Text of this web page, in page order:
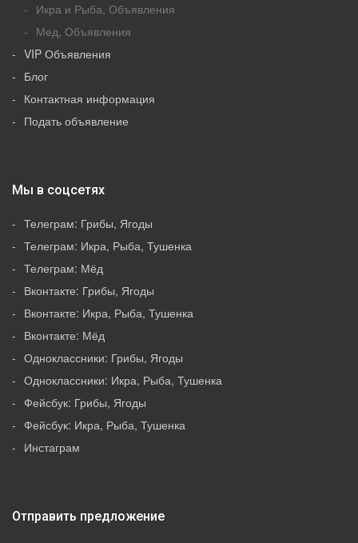
Икра и Рыба, Объявления
Мед, Объявления
VIP Объявления
Блог
Контактная информация
Подать объявление
Мы в соцсетях
Телеграм: Грибы, Ягоды
Телеграм: Икра, Рыба, Тушенка
Телеграм: Мёд
Вконтакте: Грибы, Ягоды
Вконтакте: Икра, Рыба, Тушенка
Вконтакте: Мёд
Одноклассники: Грибы, Ягоды
Одноклассники: Икра, Рыба, Тушенка
Фейсбук: Грибы, Ягоды
Фейсбук: Икра, Рыба, Тушенка
Инстаграм
Отправить предложение